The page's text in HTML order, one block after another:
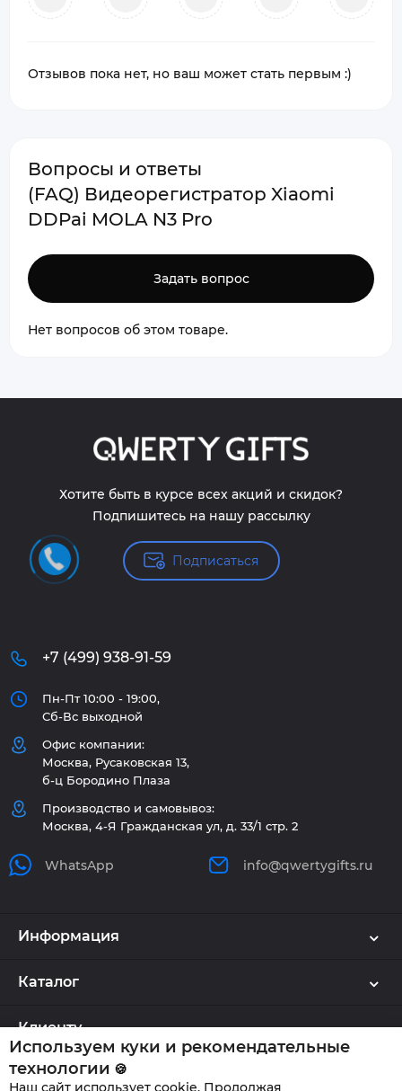
Отзывов пока нет, но ваш может стать первым :)
Вопросы и ответы
(FAQ) Видеорегистратор Xiaomi
DDPai MOLA N3 Pro
Задать вопрос
Нет вопросов об этом товаре.
Хотите быть в курсе всех акций и скидок?
Подпишитесь на нашу рассылку
Подписаться
+7 (499) 938-91-59
Пн-Пт 10:00 - 19:00,
Сб-Вс выходной
Офис компании:
Москва, Русаковская 13,
б-ц Бородино Плаза
Производство и самовывоз:
Москва, 4-Я Гражданская ул, д. 33/1 стр. 2
WhatsApp info@qwertygifts.ru
Информация
Каталог
Клиенту
Используем куки и рекомендательные
технологии 🍪
Наш сайт использует cookie. Продолжая